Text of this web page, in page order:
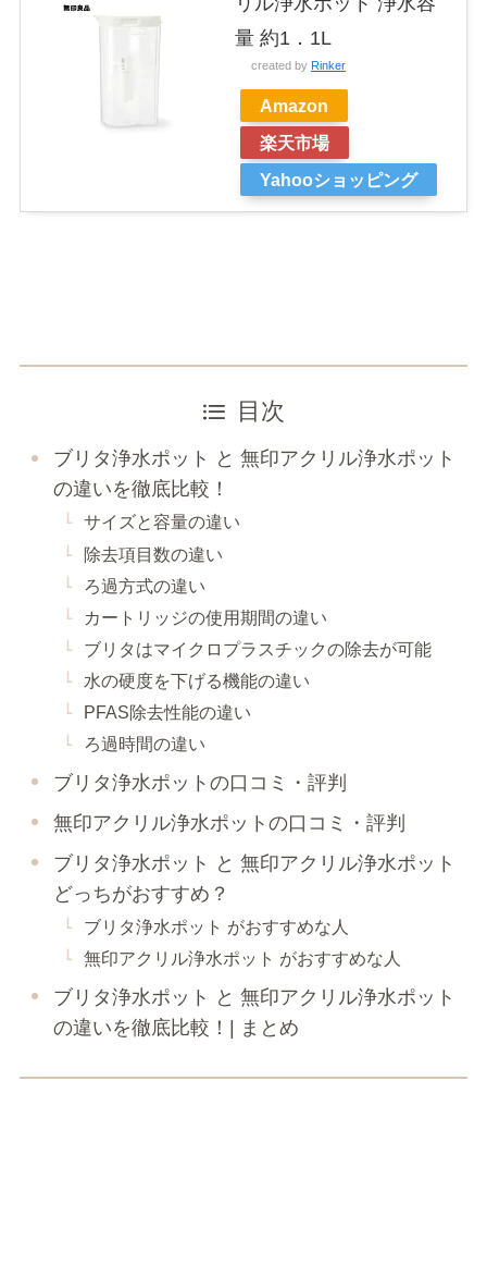
量 約1．1L
created by Rinker
Amazon
楽天市場
Yahooショッピング
目次
ブリタ浄水ポット と 無印アクリル浄水ポット
の違いを徹底比較！
サイズと容量の違い
除去項目数の違い
ろ過方式の違い
カートリッジの使用期間の違い
ブリタはマイクロプラスチックの除去が可能
水の硬度を下げる機能の違い
PFAS除去性能の違い
ろ過時間の違い
ブリタ浄水ポットの口コミ・評判
無印アクリル浄水ポットの口コミ・評判
ブリタ浄水ポット と 無印アクリル浄水ポット
どっちがおすすめ？
ブリタ浄水ポット がおすすめな人
無印アクリル浄水ポット がおすすめな人
ブリタ浄水ポット と 無印アクリル浄水ポット
の違いを徹底比較！| まとめ